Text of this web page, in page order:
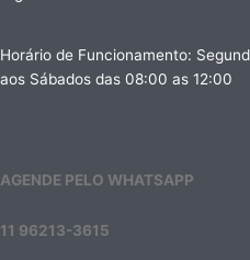
Horário de Funcionamento:
aos Sábados das 08:00 as 12:00
AGENDE PELO WHATSAPP
11 96213-3615